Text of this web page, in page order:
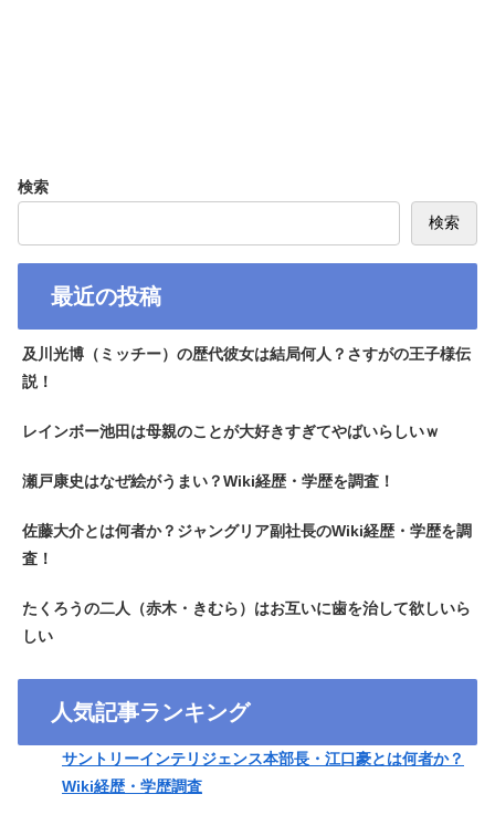
検索
検索
最近の投稿
及川光博（ミッチー）の歴代彼女は結局何人？さすがの王子様伝
説！
レインボー池田は母親のことが大好きすぎてやばいらしいｗ
瀬戸康史はなぜ絵がうまい？Wiki経歴・学歴を調査！
佐藤大介とは何者か？ジャングリア副社長のWiki経歴・学歴を調
査！
たくろうの二人（赤木・きむら）はお互いに歯を治して欲しいら
しい
人気記事ランキング
サントリーインテリジェンス本部長・江口豪とは何者か？
Wiki経歴・学歴調査